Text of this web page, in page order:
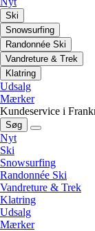
Ski
Snowsurfing
Randonnée Ski
Vandreture & Trek
Klatring
Udsalg
Mærker
Kundeservice i
Søg
Nyt
Ski
Snowsurfing
Randonnée Ski
Vandreture & Trek
Klatring
Udsalg
Mærker